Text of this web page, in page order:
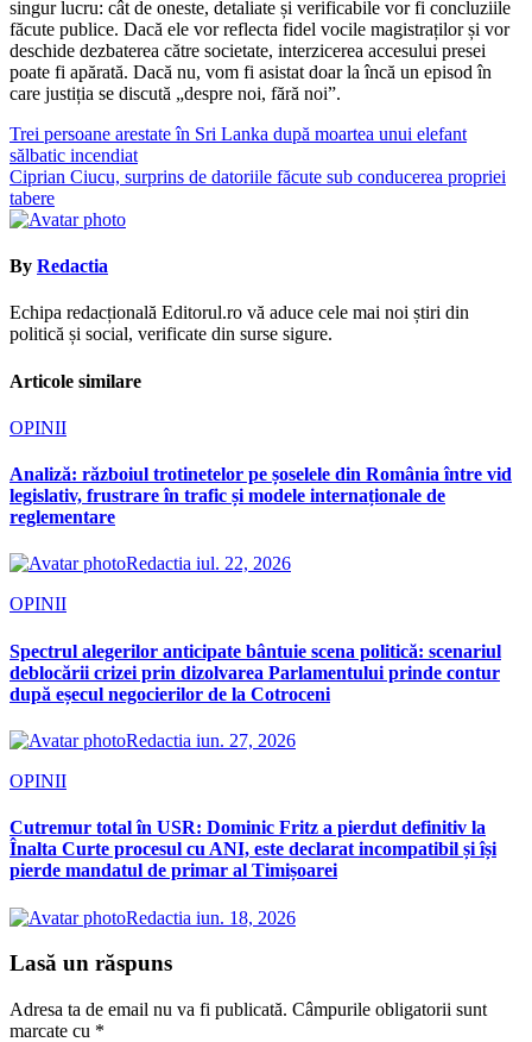
singur lucru: cât de oneste, detaliate și verificabile vor fi concluziile
făcute publice. Dacă ele vor reflecta fidel vocile magistraților și vor
deschide dezbaterea către societate, interzicerea accesului presei
poate fi apărată. Dacă nu, vom fi asistat doar la încă un episod în
care justiția se discută „despre noi, fără noi”.
Navigare
în
articole
Trei persoane arestate în Sri Lanka după moartea unui elefant
sălbatic incendiat
Ciprian Ciucu, surprins de datoriile făcute sub conducerea propriei
tabere
By Redactia
Echipa redacțională Editorul.ro vă aduce cele mai noi știri din
politică și social, verificate din surse sigure.
Articole similare
OPINII
Analiză: războiul trotinetelor pe șoselele din România între vid
legislativ, frustrare în trafic și modele internaționale de
reglementare
Redactia iul. 22, 2026
OPINII
Spectrul alegerilor anticipate bântuie scena politică: scenariul
deblocării crizei prin dizolvarea Parlamentului prinde contur
după eșecul negocierilor de la Cotroceni
Redactia iun. 27, 2026
OPINII
Cutremur total în USR: Dominic Fritz a pierdut definitiv la
Înalta Curte procesul cu ANI, este declarat incompatibil și își
pierde mandatul de primar al Timișoarei
Redactia iun. 18, 2026
Lasă un răspuns
Adresa ta de email nu va fi publicată. Câmpurile obligatorii sunt
marcate cu *